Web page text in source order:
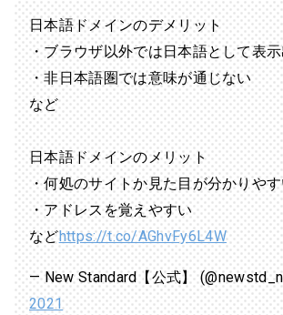
日本語ドメインのデメリット
・ブラウザ以外では日本語として表
・非日本語圏では意味が通じない
など
日本語ドメインのメリット
・何処のサイトか見た目が分かりや
・アドレスを覚えやすい
などhttps://t.co/AGhvFy6L4W
— New Standard【公式】
2021